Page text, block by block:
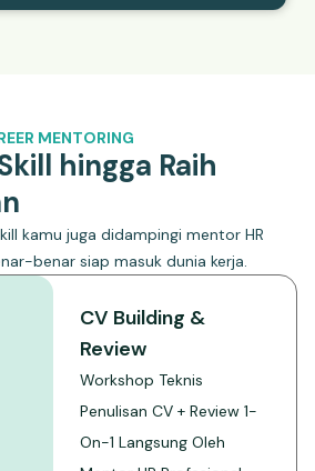
MENTORING
hingga Raih
kamu juga didampingi mentor HR
benar siap masuk dunia kerja.
CV Building &
Review
Workshop Teknis
Penulisan CV + Review 1-
On-1 Langsung Oleh